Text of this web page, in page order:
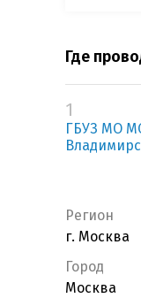
Где
1
ГБУЗ МО
Регион
г. Москва
Город
Москва